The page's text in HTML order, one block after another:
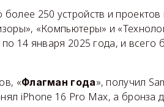
250 устройств и проектов
«Компьютеры» и
14 января 2025 года, и всего
«Флагман года», получил
iPhone 16 Pro Max, а бронза